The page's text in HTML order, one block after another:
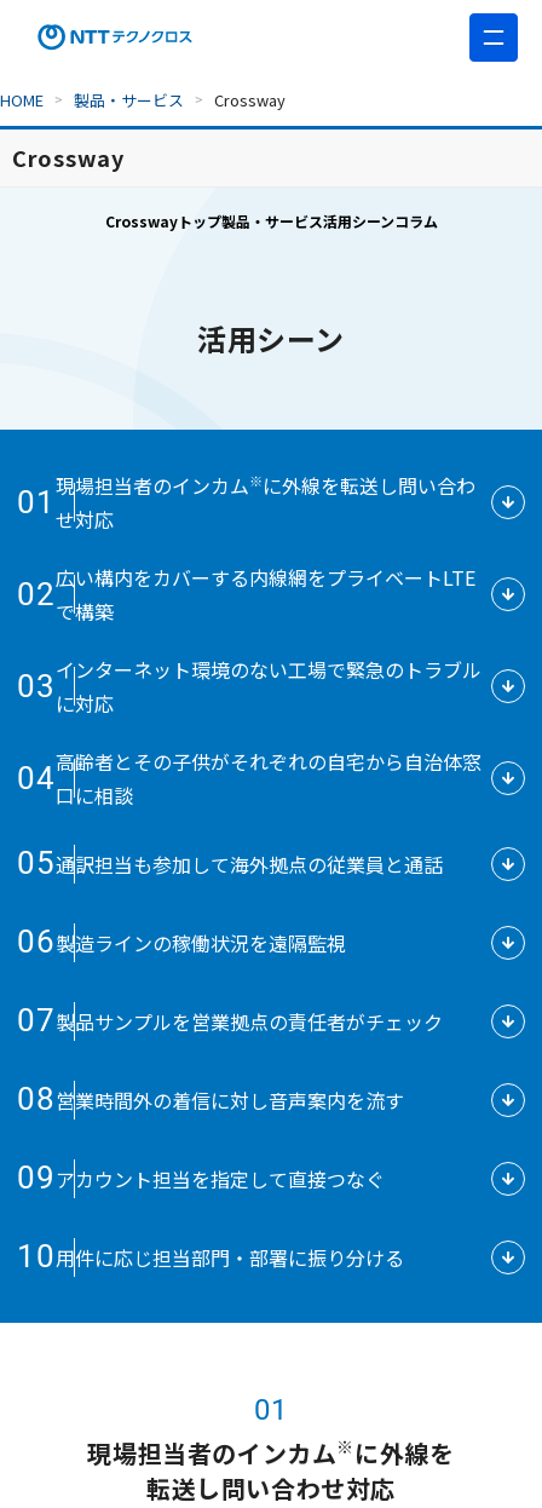
HOME 製品・サービス Crossway
Crossway
Crosswayトップ製品・サービス活用シーンコラム
活用シーン
01現場担当者のインカム※に外線を転送し問い合わ
せ対応
02広い構内をカバーする内線網をプライベートLTE
で構築
03インターネット環境のない工場で緊急のトラブル
に対応
04高齢者とその子供がそれぞれの自宅から自治体窓
口に相談
05通訳担当も参加して海外拠点の従業員と通話
06製造ラインの稼働状況を遠隔監視
07製品サンプルを営業拠点の責任者がチェック
08営業時間外の着信に対し音声案内を流す
09アカウント担当を指定して直接つなぐ
10用件に応じ担当部門・部署に振り分ける
01
現場担当者のインカム※ に外線を
転送し問い合わせ対応